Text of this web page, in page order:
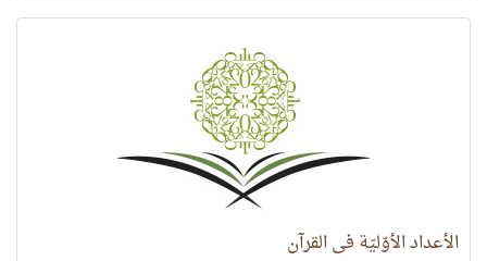
الأعداد الأوّليّة في القرآن